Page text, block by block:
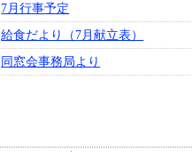
7月行事予定
給食だより（7月献立表）
同窓会事務局より